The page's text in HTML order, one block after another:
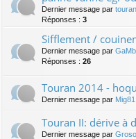
Dernier message par
Réponses : 3
Sifflement /
Dernier message par
Réponses : 26
Touran 2014 -
Dernier message par Mig81
Touran II: dérive à
Dernier message par